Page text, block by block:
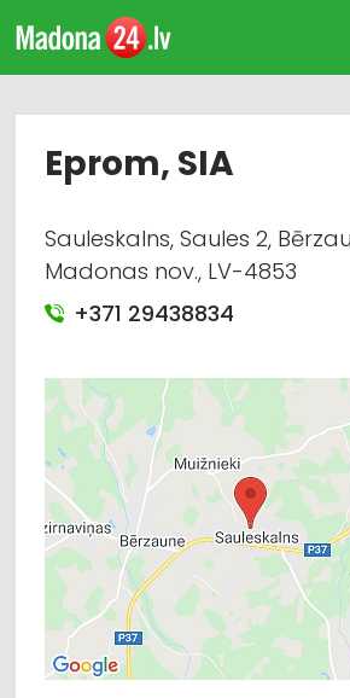
Eprom, SIA
Sauleskalns, Saules 2,
Madonas nov., LV-4853
+371 29438834